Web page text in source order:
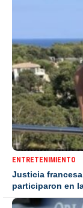
ENTRETENIMIENTO
Justicia francesa
participaron en